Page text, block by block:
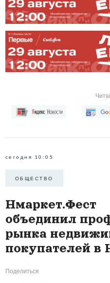
сегодня 10:05
ОБЩЕСТВО
Нмаркет.Фест
объединил
рынка
покупателей в
Поделиться